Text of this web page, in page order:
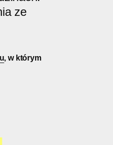
ze
, w którym